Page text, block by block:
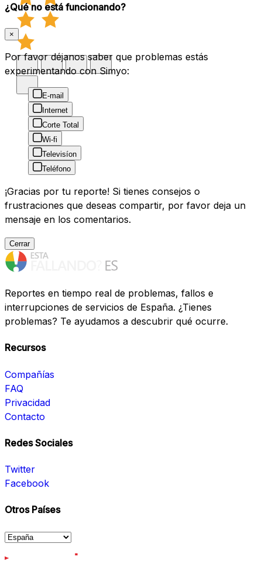
¿Qué no está funcionando?
×
Por favor déjanos saber que problemas estás
experimentando con Simyo:
E-mail
Internet
Corte Total
Wi-fi
Televisíon
Teléfono
¡Gracias por tu reporte! Si tienes consejos o
frustraciones que deseas compartir, por favor deja un
mensaje en los comentarios.
Cerrar
Reportes en tiempo real de problemas, fallos e
interrupciones de servicios de España. ¿Tienes
problemas? Te ayudamos a descubrir qué ocurre.
Recursos
Compañías
FAQ
Privacidad
Contacto
Redes Sociales
Twitter
Facebook
Otros Países